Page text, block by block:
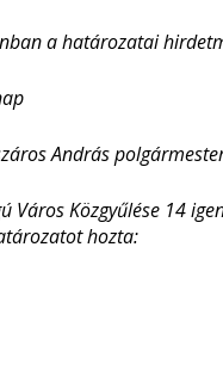
a határozatai
András
Város Közgyűlése 14
hozta: